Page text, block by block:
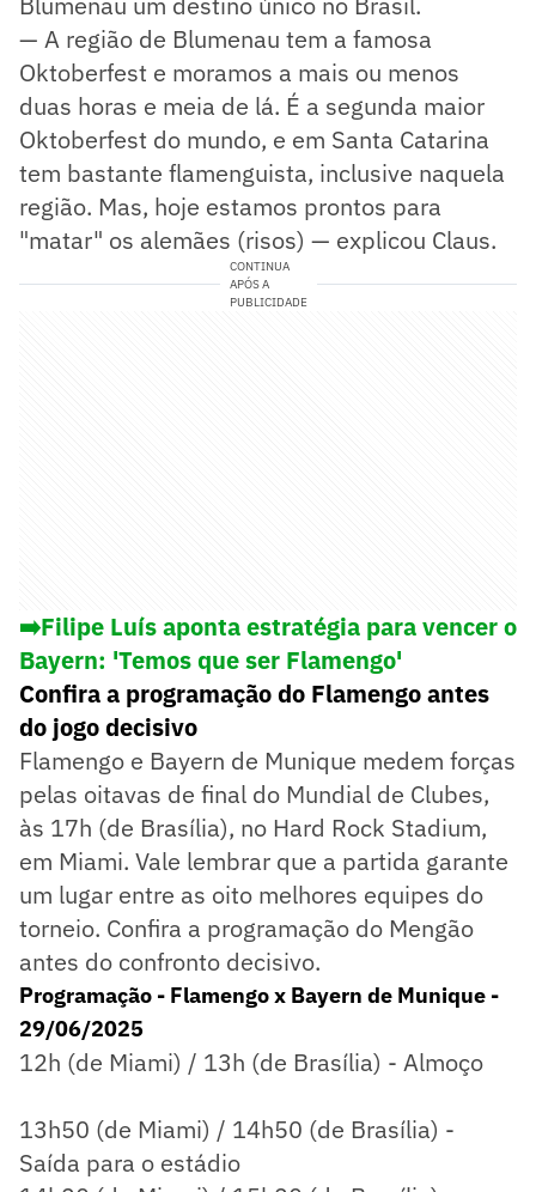
— A região de Blumenau tem a famosa
Oktoberfest e moramos a mais ou menos
duas horas e meia de lá. É a segunda maior
Oktoberfest do mundo, e em Santa Catarina
tem bastante flamenguista, inclusive naquela
região. Mas, hoje estamos prontos para
"matar" os alemães (risos) — explicou Claus.
CONTINUA
APÓS A
PUBLICIDADE
➡️Filipe Luís aponta estratégia para vencer o
Bayern: 'Temos que ser Flamengo'
Confira a programação do Flamengo antes
do jogo decisivo
Flamengo e Bayern de Munique medem forças
pelas oitavas de final do Mundial de Clubes,
às 17h (de Brasília), no Hard Rock Stadium,
em Miami. Vale lembrar que a partida garante
um lugar entre as oito melhores equipes do
torneio. Confira a programação do Mengão
antes do confronto decisivo.
Programação - Flamengo x Bayern de Munique -
29/06/2025
12h (de Miami) / 13h (de Brasília) - Almoço
13h50 (de Miami) / 14h50 (de Brasília) -
Saída para o estádio